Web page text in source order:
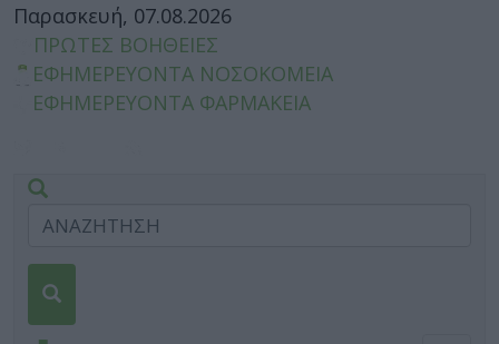
Παρασκευή, 07.08.2026
ΠΡΩΤΕΣ ΒΟΗΘΕΙΕΣ
ΕΦΗΜΕΡΕΥΟΝΤΑ ΝΟΣΟΚΟΜΕΙΑ
ΕΦΗΜΕΡΕΥΟΝΤΑ ΦΑΡΜΑΚΕΙΑ